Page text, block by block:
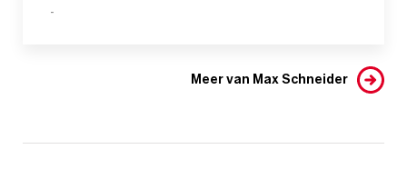
-
Meer van Max Schneider